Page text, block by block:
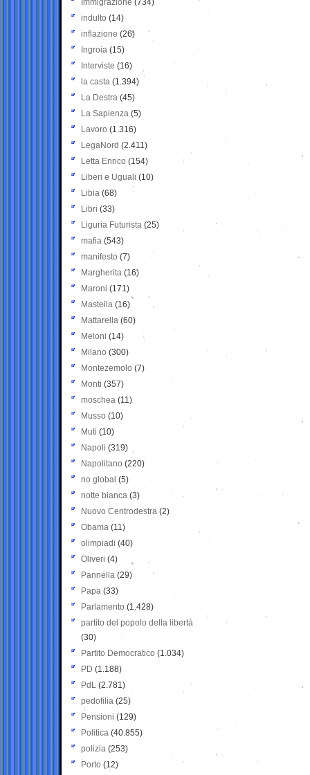
Immigrazione (734)
indulto (14)
inflazione (26)
Ingroia (15)
Interviste (16)
la casta (1.394)
La Destra (45)
La Sapienza (5)
Lavoro (1.316)
LegaNord (2.411)
Letta Enrico (154)
Liberi e Uguali (10)
Libia (68)
Libri (33)
Liguria Futurista (25)
mafia (543)
manifesto (7)
Margherita (16)
Maroni (171)
Mastella (16)
Mattarella (60)
Meloni (14)
Milano (300)
Montezemolo (7)
Monti (357)
moschea (11)
Musso (10)
Muti (10)
Napoli (319)
Napolitano (220)
no global (5)
notte bianca (3)
Nuovo Centrodestra (2)
Obama (11)
olimpiadi (40)
Oliveri (4)
Pannella (29)
Papa (33)
Parlamento (1.428)
partito del popolo della libertà
(30)
Partito Democratico (1.034)
PD (1.188)
PdL (2.781)
pedofilia (25)
Pensioni (129)
Politica (40.855)
polizia (253)
Porto (12)